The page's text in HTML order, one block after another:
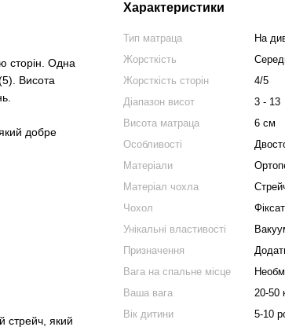
сторін. Одна
Висота
добре
стрейч, який
Характеристики
Тип матраца
На
Жорсткість
Жорсткість сторін
4/5
Діапазон висот
3 - 13
Висота матраца
6 см
Особливості
Матеріали
Матеріал чохла
Чохол
Унікальні властивості
Призначення
Вага на спальне місце
Ваша вага
20-50
Вік дитини
5-10